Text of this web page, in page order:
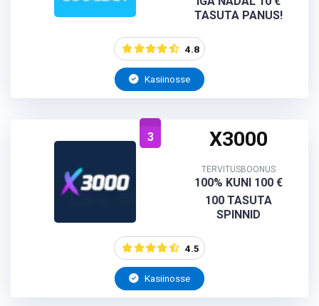
TASUTA PANUS!
4.8
Kasiinosse
3 X3000
TERVITUSBOONUS
100% KUNI 100 €
100 TASUTA
SPINNID
4.5
Kasiinosse